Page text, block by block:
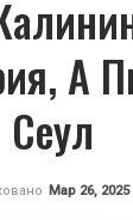
А
Мар 26, 2025